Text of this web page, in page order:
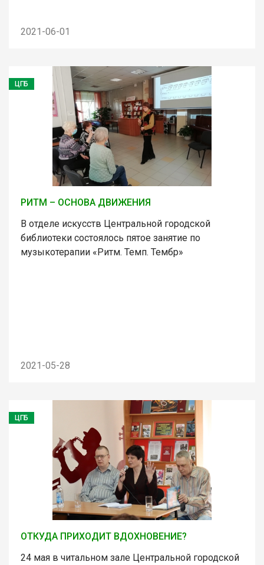
2021-06-01
ЦГБ
РИТМ – ОСНОВА ДВИЖЕНИЯ
В отделе искусств Центральной городской
библиотеки состоялось пятое занятие по
музыкотерапии «Ритм. Темп. Тембр»
2021-05-28
ЦГБ
ОТКУДА ПРИХОДИТ ВДОХНОВЕНИЕ?
24 мая в читальном зале Центральной городской